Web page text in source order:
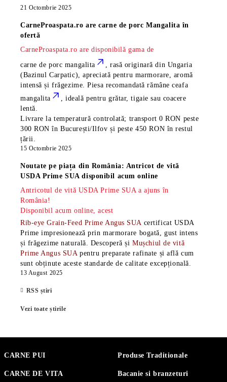
21 Octombrie 2025
CarneProaspata.ro arecarne de porc Mangalita în
ofertă
CarneProaspata.ro are disponibilă gama de
carne de porc mangalita
, rasă originară din Ungaria
(Bazinul Carpatic), apreciată pentru marmorare, aromă
intensă și frăgezime. Piesa recomandată rămâneceafa
mangalita
, ideală pentru grătar, tigaie sau coacere
lentă.
Livrare la temperatură controlată; transport 0 RON peste
300 RON în București/Ilfov și peste 450 RON în restul
țării.
15 Octombrie 2025
Noutate pe piața din România: Antricot de vită
USDA Prime SUA disponibil acum online
Antricotul de vită USDA Prime SUA a ajuns în
România!
Disponibil acum online, acest
Rib-eye Grain-Feed Prime Angus SUA certificat USDA
Prime impresionează prin marmorare bogată, gust intens
și frăgezime naturală. Descoperă șiMușchiul de vită
Prime Angus SUA pentru preparate rafinate și află cum
sunt obținute aceste standarde de calitate excepțională.
13 August 2025
RSS știri
Vezi toate știrile
CARNE PUI
CARNE DE VITA
Produse Traditionale
Bacanie si branzeturi